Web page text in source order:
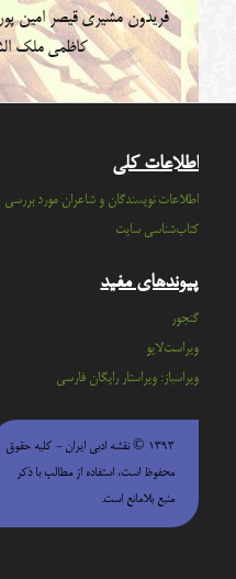
فریدون مشیری قیصر امین پور
کاظمی ملک
اطلاعات کلی
اطلاعات نویسندگان و شاعران مورد بررسی
کتاب‌شناسی سایت
پیوندهای مفید
گنجور
ویراست‌لایو
ویراسباز: ویراستار رایگان فارسی
۱۳۹۳ © نقشه ادبی ایران - كليه حقوق
محفوظ است، استفاده از مطالب با ذكر
منبع بلامانع است.